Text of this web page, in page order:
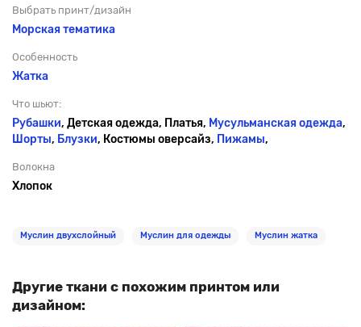
Выбрать принт/дизайн
Морская тематика
Особенность
Жатка
Что шьют:
Рубашки, Детская одежда, Платья, Мусульманская одежда,
Шорты, Блузки, Костюмы оверсайз, Пижамы,
Волокна
Хлопок
Муслин двухслойный Муслин для одежды Муслин жатка
Другие ткани с похожим принтом или
дизайном: